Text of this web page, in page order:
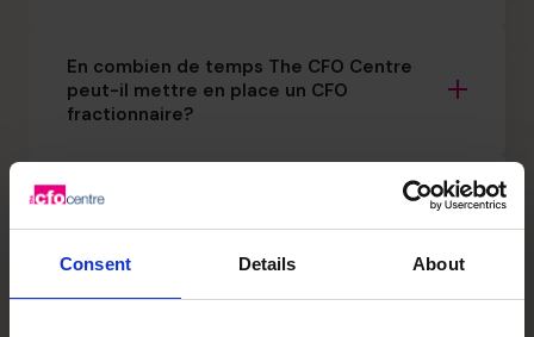
Consent Details About
En combien de temps The CFO Centre
peut-il mettre en place un CFO
fractionnaire?
Cela remplacera-t-il mon chef des
Dois-je diriger un projet d’envergure pour